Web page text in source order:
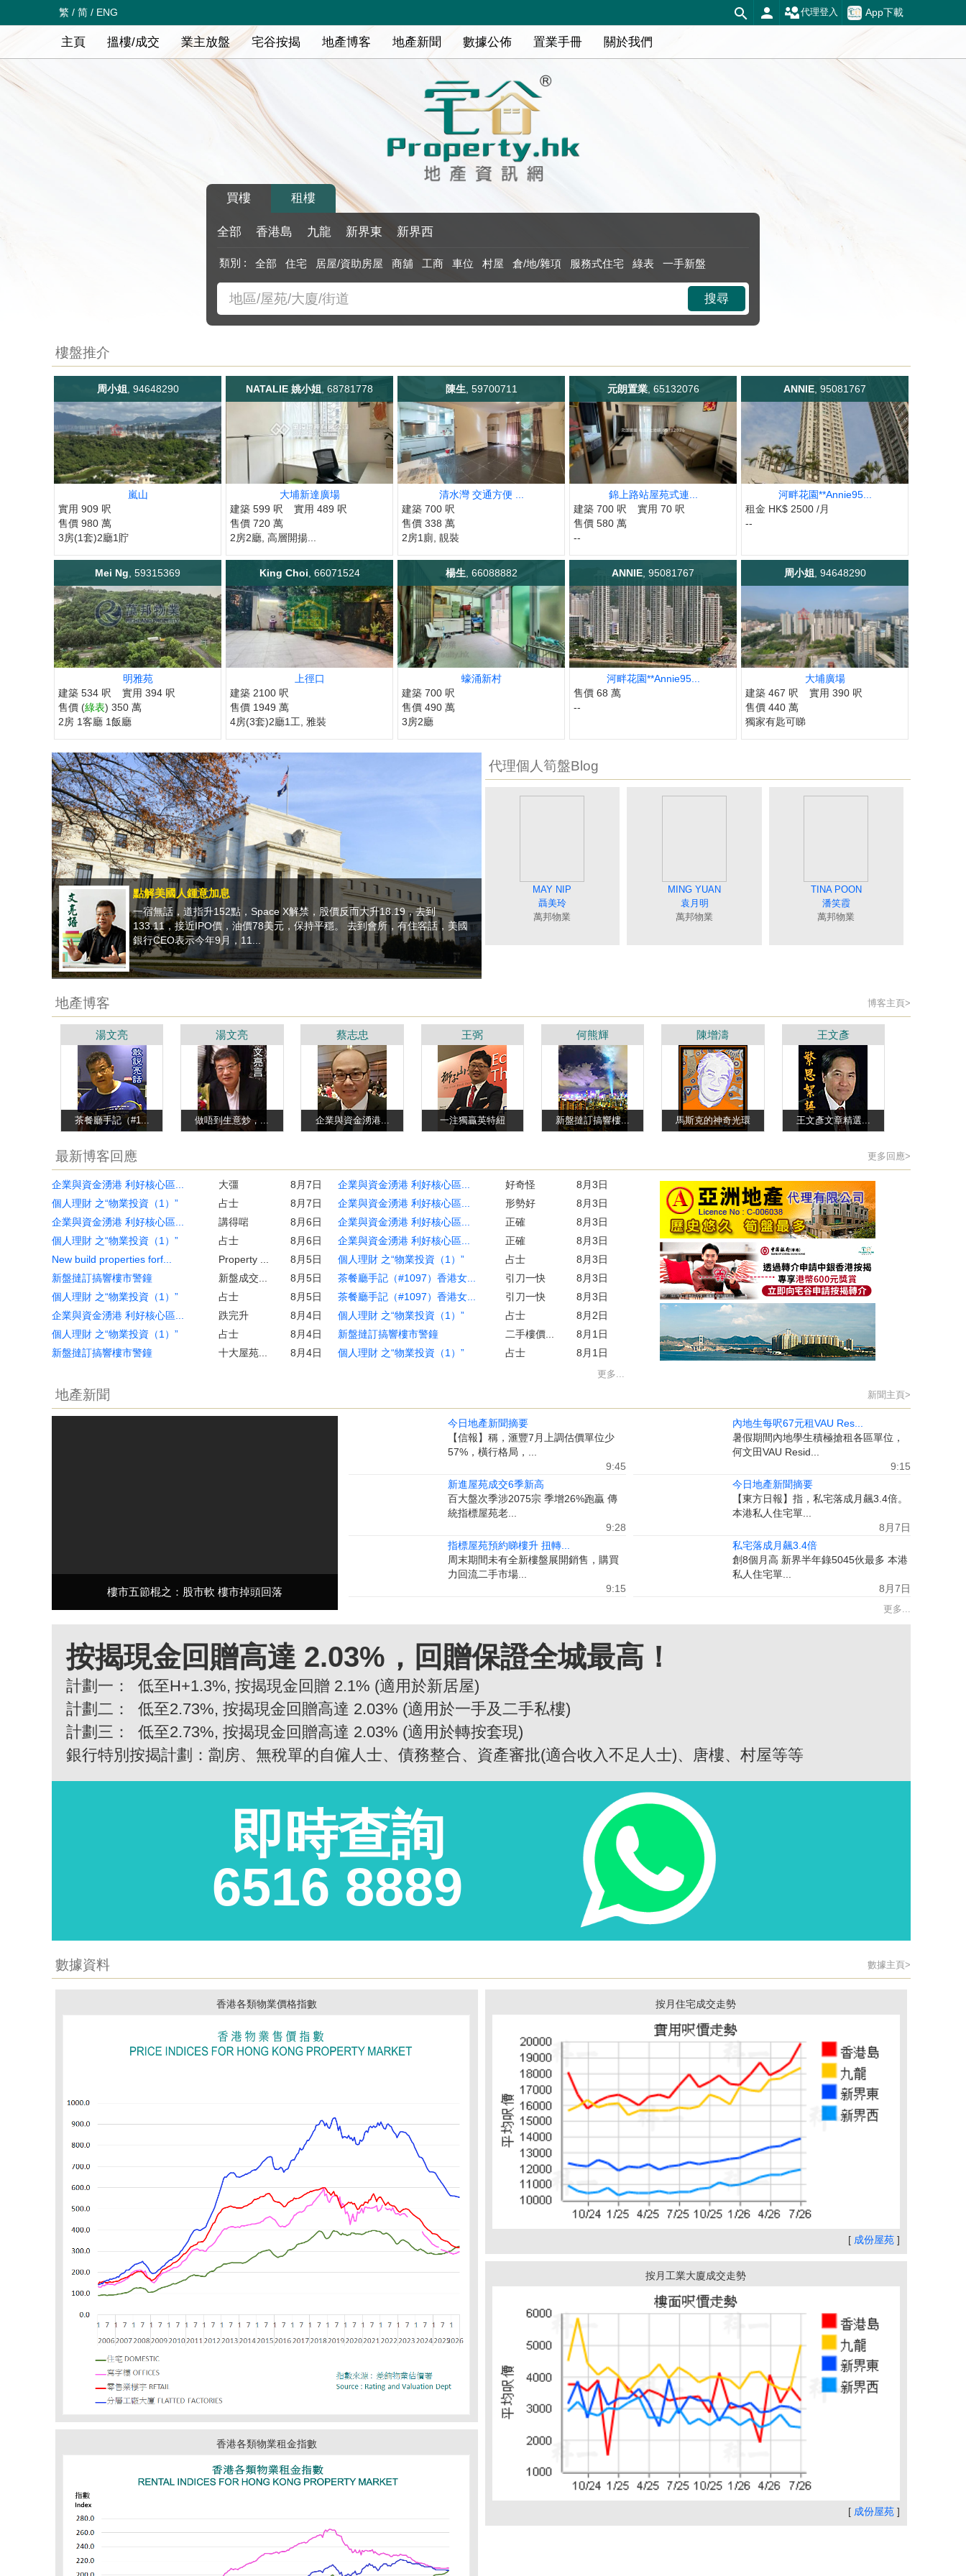
繁 / 简 / ENG App下載
代理登入
主頁 搵樓/成交 業主放盤 宅谷按揭 地產博客 地產新聞 數據公佈 置業手冊 關於我們
買樓 租樓
全部 香港島 九龍 新界東 新界西
類別 : 全部 住宅 居屋/資助房屋 商舖 工商 車位 村屋 倉/地/雜項 服務式住宅 綠表 一手新盤
搜尋
樓盤推介
周小姐 , 94648290
嵐山
實用 909 呎
售價 980 萬
3房(1套)2廳1貯
NATALIE 姚小姐 , 68781778
大埔新達廣場
建築 599 呎
實用 489 呎
售價 720 萬
2房2廳, 高層開揚...
陳生 , 59700711
清水灣 交通方便 ...
建築 700 呎
售價 338 萬
2房1廁, 靚裝
元朗置業, 65132076
錦上路站屋苑式連...
建築 700 呎
實用 70 呎
售價 580 萬
--
ANNIE , 95081767
河畔花園**Annie95...
租金 HK$ 2500 /月
--
Mei Ng , 59315369
明雅苑
建築 534 呎
實用 394 呎
售價 (綠表) 350 萬
2房 1客廳 1飯廳
King Choi , 66071524
上徑口
建築 2100 呎
售價 1949 萬
4房(3套)2廳1工, 雅裝
楊生 , 66088882
蠔涌新村
建築 700 呎
售價 490 萬
3房2廳
ANNIE , 95081767
河畔花園**Annie95...
售價 68 萬
--
周小姐 , 94648290
大埔廣場
建築 467 呎
實用 390 呎
售價 440 萬
獨家有匙可睇
點解美國人鍾意加息
一宿無話，道指升152點，Space X解禁，股價反而大升18.19，去到
133.11，接近IPO價，油價78美元，保持平穩。 去到會所，有住客話，美國
銀行CEO表示今年9月，11...
代理個人筍盤Blog
SISI LIAO
廖細鳳
萬邦物業
DEBBIE TONG
唐英霞
萬邦物業
MAGGIE WONG
黃美英
萬邦物業
MAY NIP
聶美玲
萬邦物業
MEI NG
吳美美
萬邦物業
JUNE TSE
謝愛珍
萬邦物業
CRYSTAL CHOY
蔡秀晶
萬邦物業
COCO CHAN
陳蘭貞
萬邦物業
MING YUAN
袁月明
萬邦物業
MING LO
羅貝銘
萬邦物業
ANGEL CHUNG
鍾唯美
萬邦物業
BILLY LAU
萬邦物業
CANDY CHAN
陳詩佩
萬邦物業
TINA POON
潘笑霞
萬邦物業
地產博客 博客主頁>
湯文亮
茶餐廳手記（#1...
湯文亮
做唔到生意炒，...
蔡志忠
企業與資金湧港...
王弼
一注獨贏英特紐
何熊輝
新盤撻訂搞響樓...
陳增濤
馬斯克的神奇光環
王文彥
王文彥文章精選...
最新博客回應 更多回應>
企業與資金湧港 利好核心區... 大彊
8月7日
個人理財 之“物業投資（1）”
占士
8月7日
企業與資金湧港 利好核心區...
講得啱
8月6日
個人理財 之“物業投資（1）”
占士
8月6日
New build properties forf...
Property ...
8月5日
新盤撻訂搞響樓市警鐘
新盤成交...
8月5日
個人理財 之“物業投資（1）”
占士
8月5日
企業與資金湧港 利好核心區...
跌完升
8月4日
個人理財 之“物業投資（1）”
占士
8月4日
新盤撻訂搞響樓市警鐘
十大屋苑... 8月4日
企業與資金湧港 利好核心區... 好奇怪
8月3日
企業與資金湧港 利好核心區...
形勢好
8月3日
企業與資金湧港 利好核心區...
正確
8月3日
企業與資金湧港 利好核心區...
正確
8月3日
個人理財 之“物業投資（1）”
占士
8月3日
茶餐廳手記（#1097）香港女...
引刀一快
8月3日
茶餐廳手記（#1097）香港女...
引刀一快
8月3日
個人理財 之“物業投資（1）”
占士
8月2日
新盤撻訂搞響樓市警鐘
二手樓價...
8月1日
個人理財 之“物業投資（1）”
占士 8月1日
更多...
地產新聞 新聞主頁>
樓市五節棍之：股市軟 樓市掉頭回落
今日地產新聞摘要
【信報】稱，滙豐7月上調估價單位少
57%，橫行格局，...
9:45
新進屋苑成交6季新高
百大盤次季涉2075宗 季增26%跑贏 傳
統指標屋苑老...
9:28
指標屋苑預約睇樓升 扭轉...
周末期間未有全新樓盤展開銷售，購買
力回流二手市場...
9:15
內地生每呎67元租VAU Res...
暑假期間內地學生積極搶租各區單位，
何文田VAU Resid...
9:15
今日地產新聞摘要
【東方日報】指，私宅落成月飆3.4倍。
本港私人住宅單...
8月7日
私宅落成月飆3.4倍
創8個月高 新界半年錄5045伙最多 本港
私人住宅單...
8月7日
更多...
按揭現金回贈高達 2.03%，回贈保證全城最高！
計劃一：
低至H+1.3%, 按揭現金回贈 2.1% (適用於新居屋)
計劃二：
低至2.73%, 按揭現金回贈高達 2.03% (適用於一手及二手私樓)
計劃三：
低至2.73%, 按揭現金回贈高達 2.03% (適用於轉按套現)
銀行特別按揭計劃：劏房、無稅單的自僱人士、債務整合、資產審批(適合收入不足人士)、唐樓、村屋等等
即時查詢
6516 8889
數據資料 數據主頁>
香港各類物業價格指數
香港各類物業租金指數
按月住宅成交走勢
[ 成份屋苑]
按月工業大廈成交走勢
[ 成份屋苑]